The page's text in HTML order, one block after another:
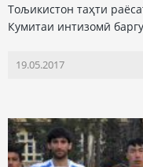
Тољикистон таҳти
Кумитаи интизомӣ
19.05.2017